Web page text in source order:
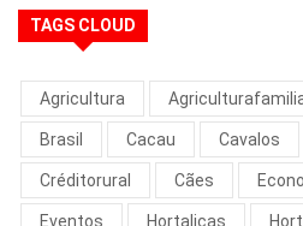
TAGS CLOUD
Agricultura
Brasil Cacau Cavalos
Créditorural Cães
Eventos Hortaliças